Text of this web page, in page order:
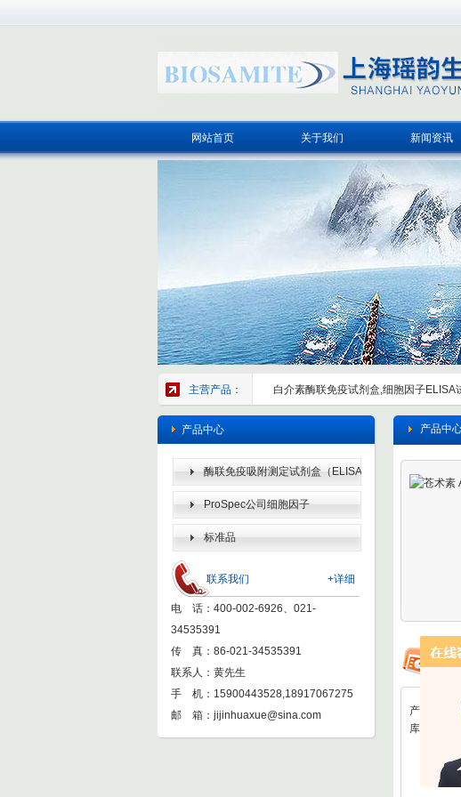
网站首页 关于我们 新闻资讯
主营产品： 白介素酶联免疫试剂盒,细胞因子
产品中心
酶联免疫吸附测定试剂盒（ELISA
KIT） ProSpec公司细胞因子
标准品
+详细
联系我们
电 话：400-002-6926、021-
34535391
传 真：86-021-34535391
联系人：黄先生
手 机：15900443528,18917067275
邮 箱： jijinhuaxue@sina.com
产品中
产品详情
库存：